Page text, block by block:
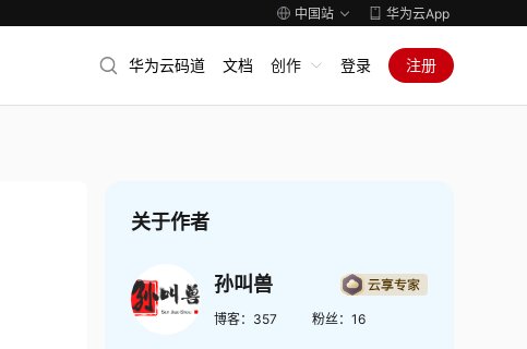
中国站 华为云App
华为云码道 文档 创作 登录 注册
关于作者
孙叫兽
博客： 357 粉丝： 16